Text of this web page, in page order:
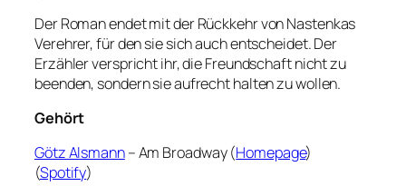
Der Roman endet mit der Rückkehr von Nastenkas
Verehrer, für den sie sich auch entscheidet. Der
Erzähler verspricht ihr, die Freundschaft nicht zu
beenden, sondern sie aufrecht halten zu wollen.
Gehört
Götz Alsmann– Am Broadway (Homepage)
(Spotify)